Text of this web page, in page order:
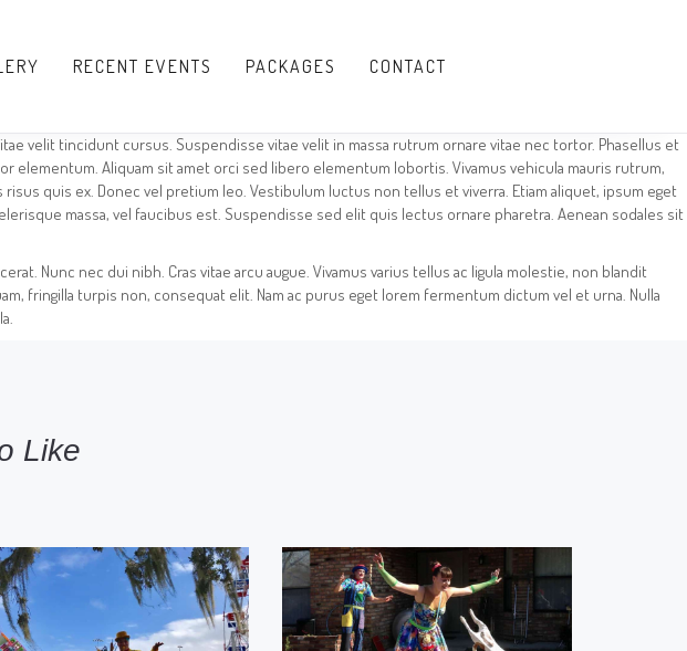
RECENT EVENTS PACKAGES CONTACT
velit tincidunt cursus. Suspendisse vitae velit in massa rutrum ornare vitae nec tortor. Phasellus et
Aliquam sit amet orci sed libero elementum lobortis. Vivamus vehicula mauris rutrum,
quis ex. Donec vel pretium leo. Vestibulum luctus non tellus et viverra. Etiam aliquet, ipsum eget
massa, vel faucibus est. Suspendisse sed elit quis lectus ornare pharetra. Aenean sodales sit
Nunc nec dui nibh. Cras vitae arcu augue. Vivamus varius tellus ac ligula molestie, non blandit
fringilla turpis non, consequat elit. Nam ac purus eget lorem fermentum dictum vel et urna. Nulla
Like